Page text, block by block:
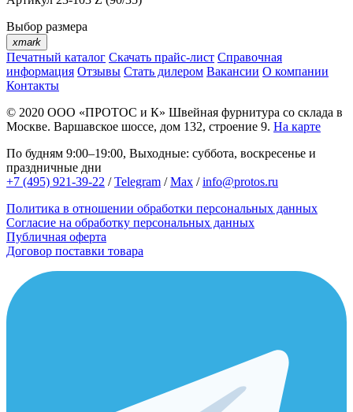
Выбор размера
xmark
Печатный каталог Скачать прайс-лист Справочная
информация Отзывы Стать дилером Вакансии О компании
Контакты
© 2020 ООО «ПРОТОС и К» Швейная фурнитура со склада в
Москве. Варшавское шоссе, дом 132, строение 9. На карте
По будням 9:00–19:00, Выходные: суббота, воскресенье и
праздничные дни
+7 (495) 921-39-22 /Telegram /Max /info@protos.ru
Политика в отношении обработки персональных данных
Согласие на обработку персональных данных
Публичная оферта
Договор поставки товара